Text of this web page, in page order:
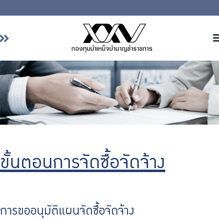
หน้าหลัก
เกี่ยวกับ กบข.
บริการสมาชิก
ลงทุน
การบริหารความเสี่ยง
รายงานผลการดำเนินงาน
จัดซื้อจัดจ้าง
ขั้นตอนการจัดซื้อจัดจ้าง
การขออนุมัติแผนจัดซื้อจัดจ้าง